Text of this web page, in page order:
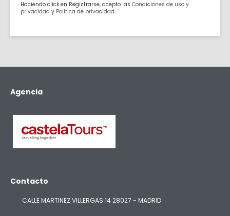
Haciendo click en Registrarse, acepto las Condiciones de uso y
privacidad y Política de privacidad
Agencia
Contacto
CALLE MARTINEZ VILLERGAS 14 28027 - MADRID